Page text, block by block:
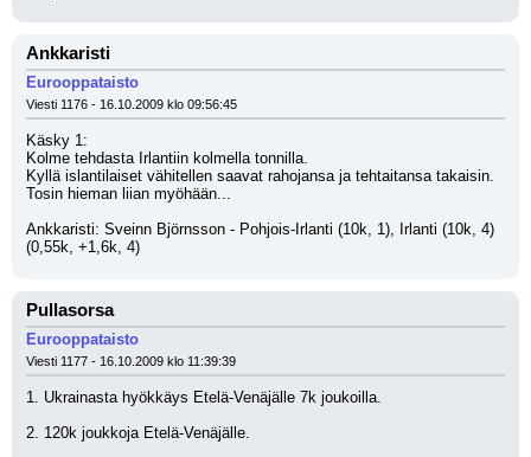
Ankkaristi
Eurooppataisto
Viesti 1176 - 16.10.2009 klo 09:56:45
Käsky 1:
Kolme tehdasta Irlantiin kolmella tonnilla.
Kyllä islantilaiset vähitellen saavat rahojansa ja tehtaitansa takaisin.
Tosin hieman liian myöhään...
Ankkaristi: Sveinn Björnsson - Pohjois-Irlanti (10k, 1), Irlanti (10k, 4)
(0,55k, +1,6k, 4)
Pullasorsa
Eurooppataisto
Viesti 1177 - 16.10.2009 klo 11:39:39
1. Ukrainasta hyökkäys Etelä-Venäjälle 7k joukoilla.
2. 120k joukkoja Etelä-Venäjälle.